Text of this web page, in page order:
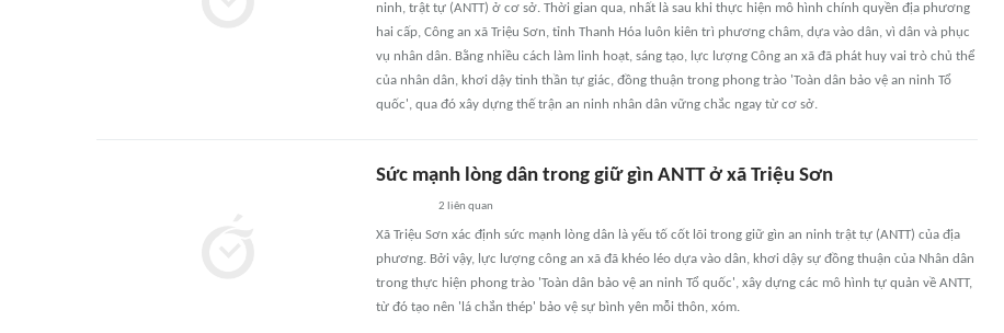
ninh, trật tự (ANTT) ở cơ sở. Thời gian qua, nhất là sau khi thực hiện mô hình chính quyền địa phương
hai cấp, Công an xã Triệu Sơn, tỉnh Thanh Hóa luôn kiên trì phương châm, dựa vào dân, vì dân và phục
vụ nhân dân. Bằng nhiều cách làm linh hoạt, sáng tạo, lực lượng Công an xã đã phát huy vai trò chủ thể
của nhân dân, khơi dậy tinh thần tự giác, đồng thuận trong phong trào 'Toàn dân bảo vệ an ninh Tổ
quốc', qua đó xây dựng thế trận an ninh nhân dân vững chắc ngay từ cơ sở.
Sức mạnh lòng dân trong giữ gìn ANTT ở xã Triệu Sơn
2 liên quan
Xã Triệu Sơn xác định sức mạnh lòng dân là yếu tố cốt lõi trong giữ gìn an ninh trật tự (ANTT) của địa
phương. Bởi vậy, lực lượng công an xã đã khéo léo dựa vào dân, khơi dậy sự đồng thuận của Nhân dân
trong thực hiện phong trào 'Toàn dân bảo vệ an ninh Tổ quốc', xây dựng các mô hình tự quản về ANTT,
từ đó tạo nên 'lá chắn thép' bảo vệ sự bình yên mỗi thôn, xóm.